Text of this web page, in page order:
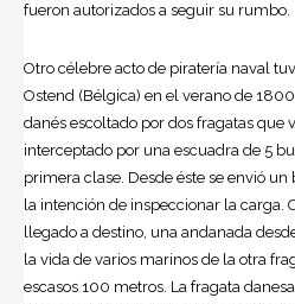
fueron autorizados a seguir su rumbo.
Otro célebre acto de piratería naval
Ostend (Bélgica) en el verano de
danés escoltado por dos fragatas que
interceptado por una escuadra de 5
primera clase. Desde éste se envió un
la intención de inspeccionar la carga.
llegado a destino, una andanada
la vida de varios marinos de la otra
escasos 100 metros. La fragata